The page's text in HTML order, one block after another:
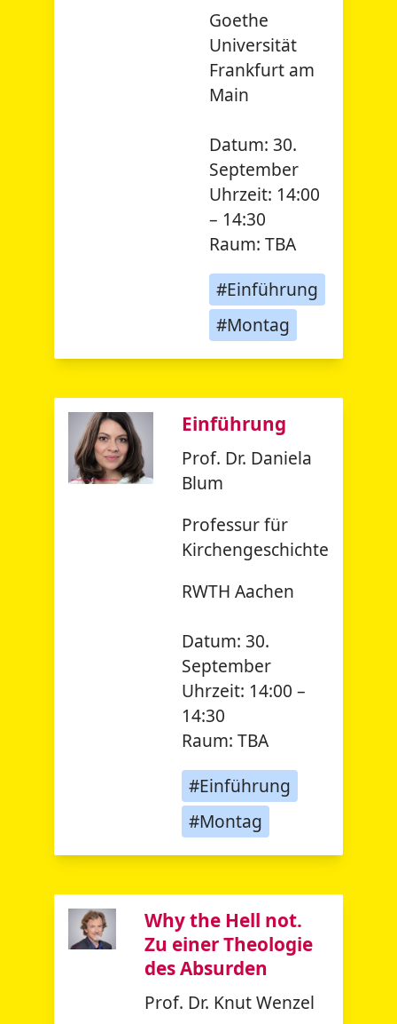
Goethe
Universität
Frankfurt am
Main
Datum:30.
September
Uhrzeit: 14:00
– 14:30
Raum:TBA
#Einführung
#Montag
Einführung
Prof. Dr. Daniela
Blum
Professur für
Kirchengeschichte
RWTH Aachen
Datum:30.
September
Uhrzeit: 14:00 –
14:30
Raum:TBA
#Einführung
#Montag
Why the Hell not.
Zu einer Theologie
des Absurden
Prof. Dr. Knut Wenzel